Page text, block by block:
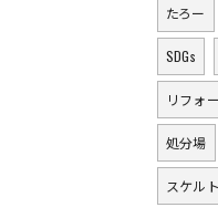
たろー
SDGs
リフォ
処分場
スケル